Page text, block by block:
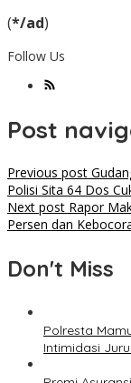
(*/ad)
Follow Us
Post
Previous post
Polisi Sita 64 Dos
Next post Rapor
Persen dan
Don't Miss
Polresta
Intimidasi